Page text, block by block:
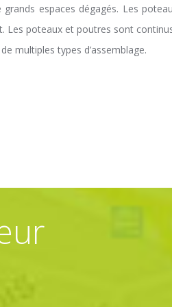
espaces dégagés. Les
Les poteaux et poutres sont
multiples types d’assemblage.